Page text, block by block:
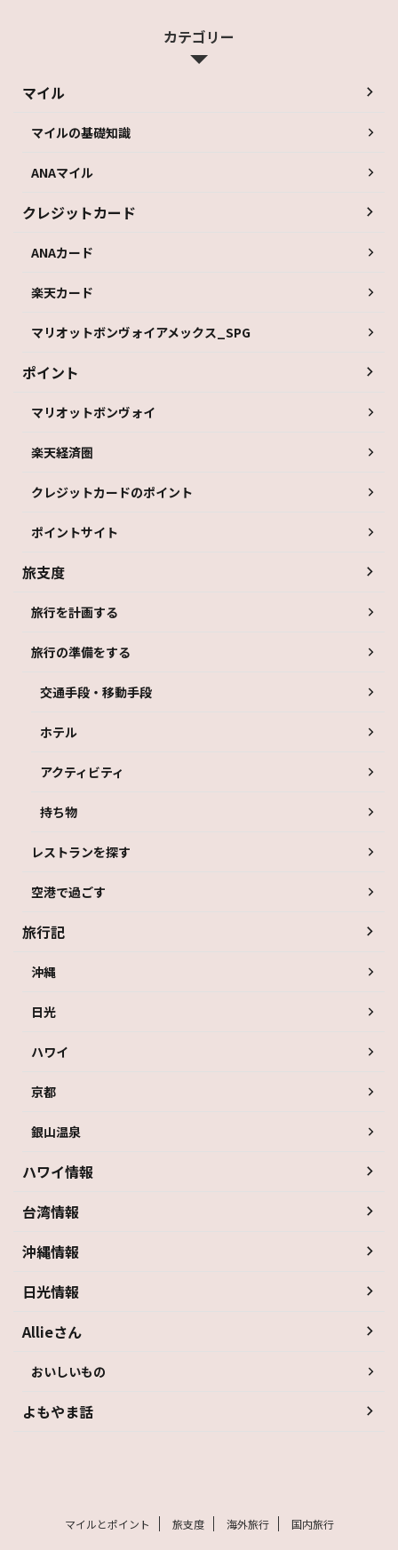
カテゴリー
マイル
マイルの基礎知識
ANAマイル
クレジットカード
ANAカード
楽天カード
マリオットボンヴォイアメックス_SPG
ポイント
マリオットボンヴォイ
楽天経済圏
クレジットカードのポイント
ポイントサイト
旅支度
旅行を計画する
旅行の準備をする
交通手段・移動手段
ホテル
アクティビティ
持ち物
レストランを探す
空港で過ごす
旅行記
沖縄
日光
ハワイ
京都
銀山温泉
ハワイ情報
台湾情報
沖縄情報
日光情報
Allieさん
おいしいもの
よもやま話
マイルとポイント 旅支度 海外旅行 国内旅行